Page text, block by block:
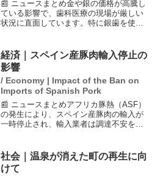
📰 ニュースまとめ金や銀の価格が高騰し
ている影響で、歯科医療の現場が厳しい
状況に直面しています。特に銀歯を使っ
えています。この経済的負担により、歯
科医師たちは治療...
経済｜スペイン産豚肉輸入停止の
影響
/ Economy | Impact of the Ban on
Imports of Spanish Pork
📰 ニュースまとめアフリカ豚熱（ASF）
の発生により、スペイン産豚肉の輸入が
一時停止され、輸入業者は調達不安を抱
以上を輸入しており、主に冷凍品や加工
用の生ハムが人気で...
社会｜温泉が消えた町の再生に向
けて